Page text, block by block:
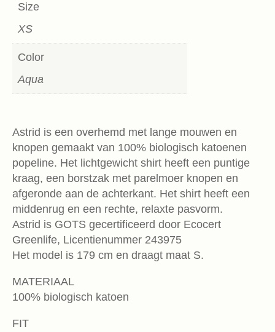
Size
XS
Color
Aqua
Astrid is een overhemd met lange mouwen en
knopen gemaakt van 100% biologisch katoenen
popeline. Het lichtgewicht shirt heeft een puntige
kraag, een borstzak met parelmoer knopen en
afgeronde aan de achterkant. Het shirt heeft een
middenrug en een rechte, relaxte pasvorm.
Astrid is GOTS gecertificeerd door Ecocert
Greenlife, Licentienummer 243975
Het model is 179 cm en draagt maat S.
MATERIAAL
100% biologisch katoen
FIT